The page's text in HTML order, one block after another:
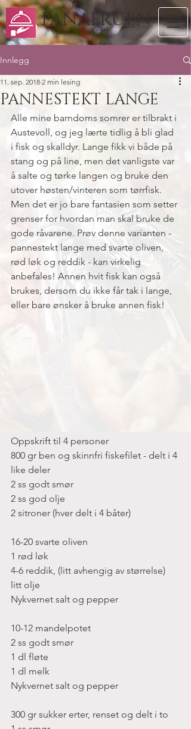
FANAFRUEN
Innlegg
PANNESTEKT LANGE
11. sep. 2018 2 min lesing
Alle mine barndoms somrer er tilbrakt i
Austevoll, og jeg lærte tidlig å bli glad
i fisk og skalldyr. Lange fikk vi både på
stang og på line, men det vanligste var
å salte og tørke langen og bruke den
utover høsten/vinteren som tørrfisk.
Men det er jo bare fantasien som setter
grenser for hvordan man skal bruke de
gode råvarene. Prøv denne varianten -
pannestekt lange med svarte oliven,
rød løk og reddik - kan virkelig
anbefales! Annen hvit fisk kan også
brukes, dersom du ikke får tak i lange,
eller bare ønsker å bruke annen fisk!
Oppskrift til 4 personer
800 gr ben og skinnfri fiskefilet - delt i 4
like deler
2 ss godt smør
2 ss god olje
2 sitroner (hver delt i 4 båter)
16-20 svarte oliven
1 rød løk
4-6 reddik, (litt avhengig av størrelse)
litt olje
Nykvernet salt og pepper
10-12 mandelpotet
2 ss godt smør
1 dl fløte
1 dl melk
Nykvernet salt og pepper
300 gr sukker erter, renset og delt i to